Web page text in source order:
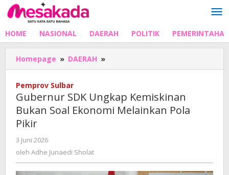
Lewati
ke
HOME NASIONAL DAERAH POLITIK
Homepage » DAERAH »
SDK
Bukan
Soal
Pemprov Sulbar
Gubernur SDK Ungkap Kemiskinan
Bukan Soal Ekonomi Melainkan Pola
Pikir
3 Juni 2026
oleh Adhe Junaedi Sholat